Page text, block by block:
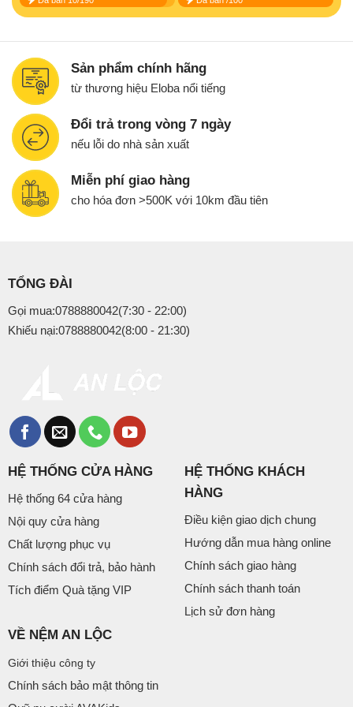
800.000₫.
2.600.000₫.
Sản phẩm chính hãng
từ thương hiệu Eloba nổi tiếng
Đổi trả trong vòng 7 ngày
nếu lỗi do nhà sản xuất
Miễn phí giao hàng
cho hóa đơn >500K với 10km đầu tiên
TỔNG ĐÀI
Gọi mua:0788880042(7:30 - 22:00)
Khiếu nại:0788880042(8:00 - 21:30)
HỆ THỐNG CỬA HÀNG
Hệ thống 64 cửa hàng
Nội quy cửa hàng
Chất lượng phục vụ
Chính sách đổi trả, bảo hành
Tích điểm Quà tặng VIP
HỆ THỐNG KHÁCH
HÀNG
Điều kiện giao dịch chung
Hướng dẫn mua hàng online
Chính sách giao hàng
Chính sách thanh toán
Lịch sử đơn hàng
VỀ NỆM AN LỘC
Giới thiệu công ty
Chính sách bảo mật thông tin